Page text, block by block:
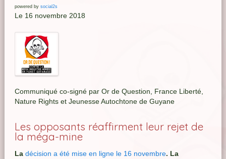
powered by social2s
Le 16 novembre 2018
Communiqué co-signé par Or de Question, France Liberté,
Nature Rights et Jeunesse Autochtone de Guyane
Les opposants réaffirment leur rejet de
la méga-mine
La décision a été mise en ligne le 16 novembre. La